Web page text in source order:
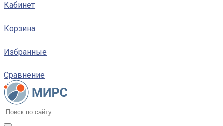
Кабинет
Корзина
Избранные
Сравнение